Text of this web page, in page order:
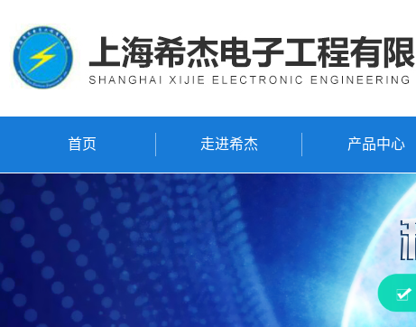
首页 走进希杰 产品中心